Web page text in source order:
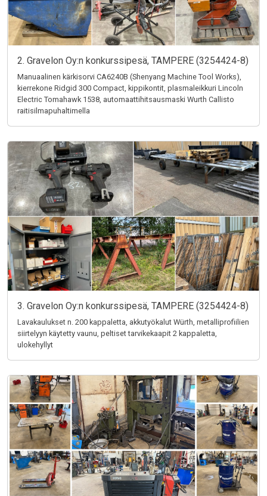
2. Gravelon Oy:n konkurssipesä, TAMPERE (3254424-8)
Manuaalinen kärkisorvi CA6240B (Shenyang Machine Tool Works),
kierrekone Ridgid 300 Compact, kippikontit, plasmaleikkuri Lincoln
Electric Tomahawk 1538, automaattihitsausmaski Wurth Callisto
raitisilmapuhaltimella
3. Gravelon Oy:n konkurssipesä, TAMPERE (3254424-8)
Lavakaulukset n. 200 kappaletta, akkutyökalut Würth, metalliprofiilien
siirtelyyn käytetty vaunu, peltiset tarvikekaapit 2 kappaletta,
ulokehyllyt